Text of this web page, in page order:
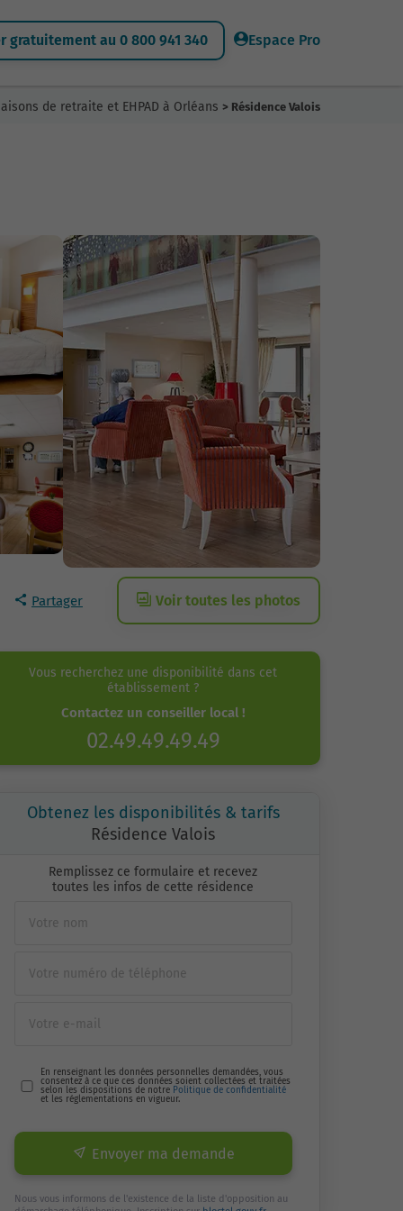
gratuitement au 0 800 941 340 Espace Pro
de retraite et EHPAD à Orléans > Résidence Valois
Partager Voir toutes les photos
Vous recherchez une disponibilité dans cet
établissement ?
Contactez un conseiller local !
02.49.49.49.49
Obtenez les disponibilités & tarifs
Résidence Valois
Remplissez ce formulaire et recevez
toutes les infos de cette résidence
En renseignant les données personnelles demandées, vous
consentez à ce que ces données soient collectées et traitées
selon les dispositions de notre Politique de confidentialité
et les réglementations en vigueur.
Envoyer ma demande
Nous vous informons de l'existence de la liste d'opposition au